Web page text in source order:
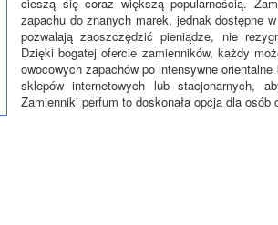
zapachu do znanych marek, jednak dostępne
pozwalają zaoszczędzić pieniądze, nie
Dzięki bogatej ofercie zamienników, każdy
owocowych zapachów po intensywne
sklepów internetowych lub stacjonarnych,
Zamienniki perfum to doskonała opcja dla